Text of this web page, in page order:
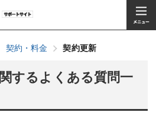
契約・料金 契約更新
するよくある質問一